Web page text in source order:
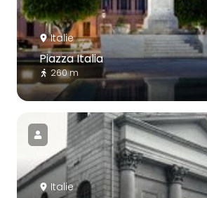
Italie
Piazza Italia
260 m
Italie